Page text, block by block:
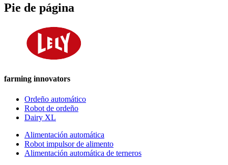
Pie de página
farming innovators
Ordeño automático
Robot de ordeño
Dairy XL
Alimentación automática
Robot impulsor de alimento
Alimentación automática de terneros